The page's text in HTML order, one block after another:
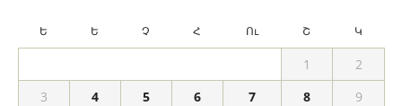
Ե Ե Չ Հ Ու Շ Կ
1
2
3
4 5 6 7 8
9